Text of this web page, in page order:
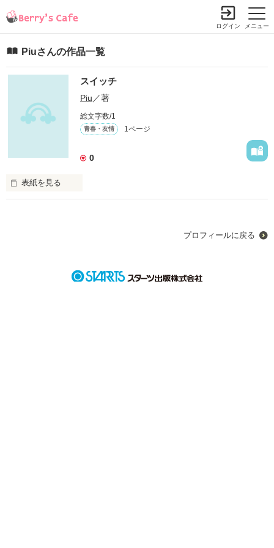
メニュー
ログイン
Piuさんの作品一覧
スイッチ
Piu ／著
総文字数/1
青春・友情 1ページ
0
表紙を見る
インターネットの世界。
プロフィールに戻る